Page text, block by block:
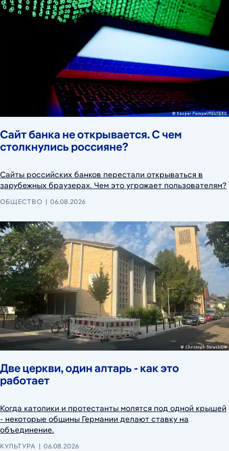
Сайт банка не открывается. С чем
столкнулись россияне?
Сайты российских банков перестали открываться в
зарубежных браузерах. Чем это угрожает пользователям?
ОБЩЕСТВО 06.08.2026
Две церкви, один алтарь - как это
работает
Когда католики и протестанты молятся под одной крышей
- некоторые общины Германии делают ставку на
объединение.
КУЛЬТУРА 06.08.2026